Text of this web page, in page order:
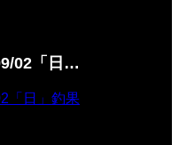
02「日…
日」釣果